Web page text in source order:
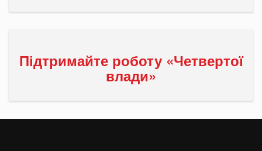
Підтримайте роботу «Четвертої
влади»